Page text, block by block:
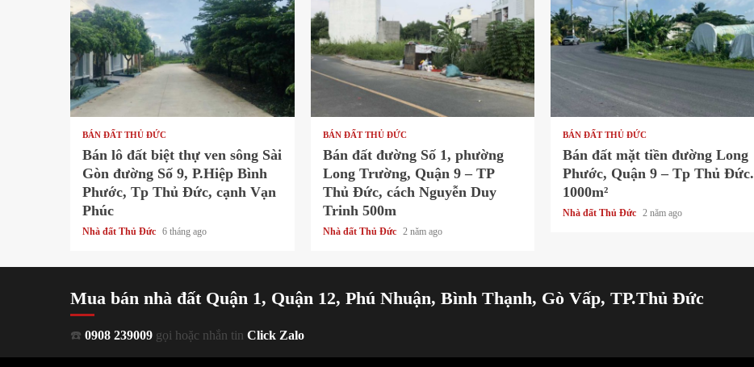
1 min read
BÁN ĐẤT THỦ ĐỨC
Bán lô đất biệt thự ven sông Sài
Gòn đường Số 9, P.Hiệp Bình
Phước, Tp Thủ Đức, cạnh Vạn
Phúc
Nhà đất Thủ Đức 6 tháng ago
1 min read
BÁN ĐẤT THỦ ĐỨC
Bán đất đường Số 1, phường
Long Trường, Quận 9 – TP
Thủ Đức, cách Nguyễn Duy
Trinh 500m
Nhà đất Thủ Đức 2 năm ago
1 min read
BÁN ĐẤT THỦ ĐỨC
Bán đất mặt tiền đường Long
Phước, Quận 9 – Tp Thủ Đức.
1000m²
Nhà đất Thủ Đức 2 năm ago
Mua bán nhà đất Quận 1, Quận 12, Phú Nhuận, Bình Thạnh, Gò Vấp, TP.Thủ Đức
☎️ 0908 239009 gọi hoặc nhắn tin Click Zalo